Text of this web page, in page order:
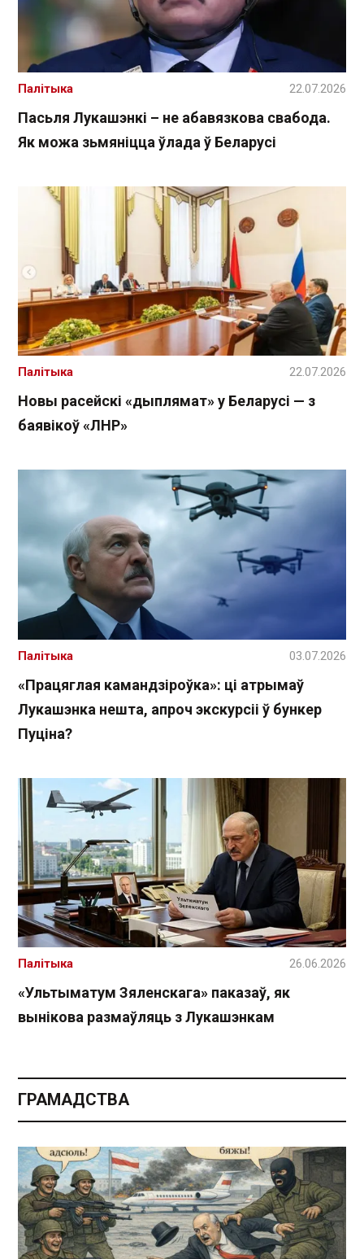
Пасьля Лукашэнкі – не абавязкова свабода.
Як можа зьмяніцца ўлада ў Беларусі
Палітыка 22.07.2026
Новы расейскі «дыплямат» у Беларусі — з
баявікоў «ЛНР»
Палітыка 22.07.2026
«Працяглая камандзіроўка»: ці атрымаў
Лукашэнка нешта, апроч экскурсіі ў бункер
Пуціна?
Палітыка 03.07.2026
«Ультыматум Зяленскага» паказаў, як
вынікова размаўляць з Лукашэнкам
Палітыка 26.06.2026
ГРАМАДСТВА